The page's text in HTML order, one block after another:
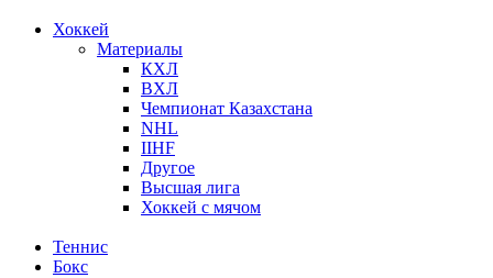
Хоккей
Материалы
КХЛ
ВХЛ
Чемпионат Казахстана
NHL
IIHF
Другое
Высшая лига
Хоккей с мячом
Теннис
Бокс